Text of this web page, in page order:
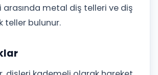
arasında metal diş telleri ve diş
teller bulunur.